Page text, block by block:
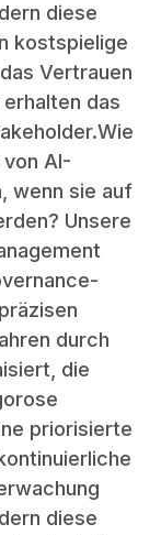
diese
kostspielige
Vertrauen
das
AI-
wenn sie auf
Unsere
durch
die
priorisierte
diese